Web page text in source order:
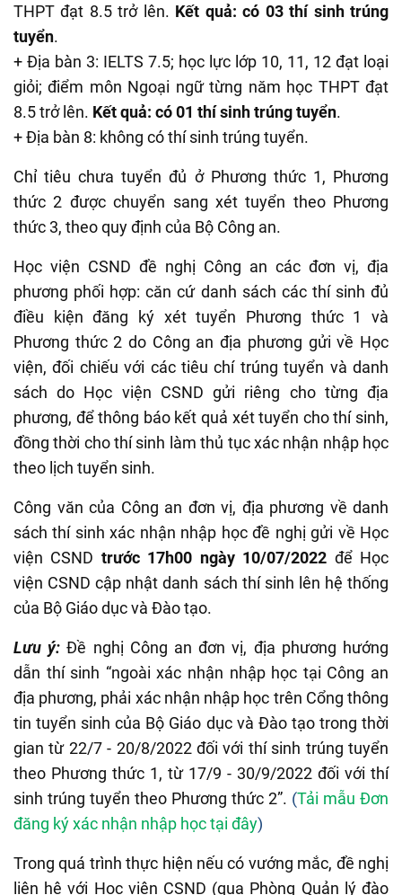
THPT đạt 8.5 trở lên. Kết quả: có 03 thí sinh trúng
tuyển.
+ Địa bàn 3: IELTS 7.5; học lực lớp 10, 11, 12 đạt loại
giỏi; điểm môn Ngoại ngữ từng năm học THPT đạt
8.5 trở lên. Kết quả: có 01 thí sinh trúng tuyển.
+ Địa bàn 8: không có thí sinh trúng tuyển.
Chỉ tiêu chưa tuyển đủ ở Phương thức 1, Phương
thức 2 được chuyển sang xét tuyển theo Phương
thức 3, theo quy định của Bộ Công an.
Học viện CSND đề nghị Công an các đơn vị, địa
phương phối hợp: căn cứ danh sách các thí sinh đủ
điều kiện đăng ký xét tuyển Phương thức 1 và
Phương thức 2 do Công an địa phương gửi về Học
viện, đối chiếu với các tiêu chí trúng tuyển và danh
sách do Học viện CSND gửi riêng cho từng địa
phương, để thông báo kết quả xét tuyển cho thí sinh,
đồng thời cho thí sinh làm thủ tục xác nhận nhập học
theo lịch tuyển sinh.
Công văn của Công an đơn vị, địa phương về danh
sách thí sinh xác nhận nhập học đề nghị gửi về Học
viện CSND trước 17h00 ngày 10/07/2022 để Học
viện CSND cập nhật danh sách thí sinh lên hệ thống
của Bộ Giáo dục và Đào tạo.
Lưu ý: Đề nghị Công an đơn vị, địa phương hướng
dẫn thí sinh “ngoài xác nhận nhập học tại Công an
địa phương, phải xác nhận nhập học trên Cổng thông
tin tuyển sinh của Bộ Giáo dục và Đào tạo trong thời
gian từ 22/7 - 20/8/2022 đối với thí sinh trúng tuyển
theo Phương thức 1, từ 17/9 - 30/9/2022 đối với thí
sinh trúng tuyển theo Phương thức 2”. (Tải mẫu Đơn
đăng ký xác nhận nhập học tại đây)
Trong quá trình thực hiện nếu có vướng mắc, đề nghị
liên hệ với Học viện CSND (qua Phòng Quản lý đào